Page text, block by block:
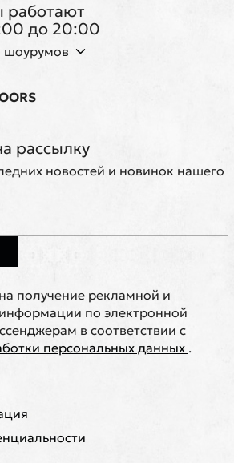
до 20:00
шоурумов
рассылку
новостей и новинок нашего
получение рекламной и
по электронной
в соответствии с
персональных данных .